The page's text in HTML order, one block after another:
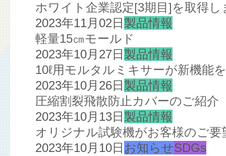
ホワイト企業認定[3期目]を取得し
2023年11月02日 製品情報
軽量15㎝モールド
2023年10月27日 製品情報
10ℓ用モルタルミキサーが新機能
2023年10月26日 製品情報
圧縮割裂飛散防止カバーのご紹介
2023年10月13日 製品情報
オリジナル試験機がお客様のご要
2023年10月10日 お知らせSDGs